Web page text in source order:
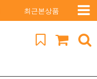
최근본상품